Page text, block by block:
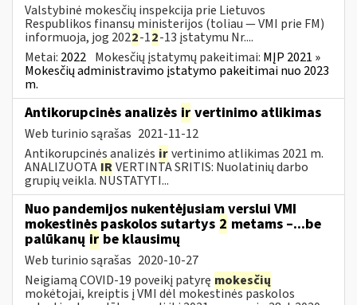
Valstybinė mokesčių inspekcija prie Lietuvos
Respublikos finansų ministerijos (toliau — VMI prie FM)
informuoja, jog 2022-12-13 įstatymu Nr....
Metai: 2022 Mokesčių įstatymų pakeitimai: MĮP 2021 »
Mokesčių administravimo įstatymo pakeitimai nuo 2023
m.
Antikorupcinės analizės ir vertinimo atlikimas
Web turinio sąrašas 2021-11-12
Antikorupcinės analizės irvertinimo atlikimas 2021 m.
ANALIZUOTA IRVERTINTA SRITIS: Nuolatinių darbo
grupių veikla. NUSTATYTI...
Nuo pandemijos nukentėjusiam verslui VMI
mokestinės paskolos sutartys 2 metams –...be
palūkanų ir be klausimų
Web turinio sąrašas 2020-10-27
Neigiamą COVID-19 poveikį patyrę mokesčių
mokėtojai, kreiptis į VMI dėl mokestinės paskolos